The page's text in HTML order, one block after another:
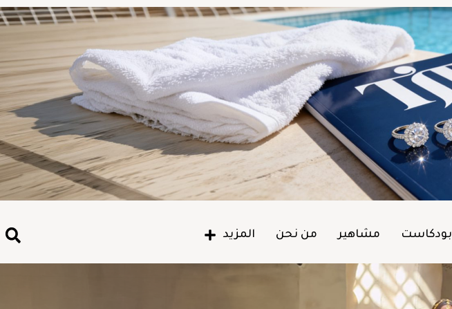
بودكاست مشاهير من نحن المزيد